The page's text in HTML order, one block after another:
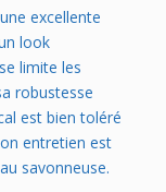
excellente
look
limite les
robustesse
est bien toléré
entretien est
savonneuse.